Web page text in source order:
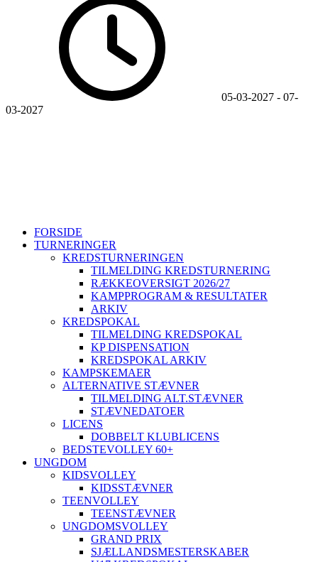
05-03-2027 - 07-
03-2027
FORSIDE
TURNERINGER
KREDSTURNERINGEN
TILMELDING KREDSTURNERING
RÆKKEOVERSIGT 2026/27
KAMPPROGRAM & RESULTATER
ARKIV
KREDSPOKAL
TILMELDING KREDSPOKAL
KP DISPENSATION
KREDSPOKAL ARKIV
KAMPSKEMAER
ALTERNATIVE STÆVNER
TILMELDING ALT.STÆVNER
STÆVNEDATOER
LICENS
DOBBELT KLUBLICENS
BEDSTEVOLLEY 60+
UNGDOM
KIDSVOLLEY
KIDSSTÆVNER
TEENVOLLEY
TEENSTÆVNER
UNGDOMSVOLLEY
GRAND PRIX
SJÆLLANDSMESTERSKABER